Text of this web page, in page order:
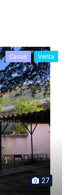
Casas Venta
27